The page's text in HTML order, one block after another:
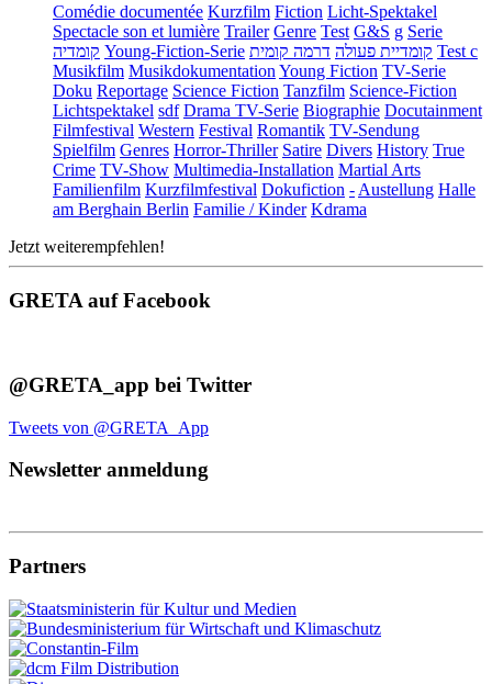
Comédie documentée Kurzfilm Fiction Licht-Spektakel
Spectacle son et lumière Trailer Genre Test G&S g Serie
קומדיה Young-Fiction-Serie קומדיית פעולה דרמה קומית
Test c
Musikfilm Musikdokumentation Young Fiction TV-Serie
Doku Reportage Science Fiction Tanzfilm Science-Fiction
Lichtspektakel sdf Drama TV-Serie Biographie Docutainment
Filmfestival Western Festival Romantik TV-Sendung
Spielfilm Genres Horror-Thriller Satire Divers History True
Crime TV-Show Multimedia-Installation Martial Arts
Familienfilm Kurzfilmfestival Dokufiction - Austellung Halle
am Berghain Berlin Familie / Kinder Kdrama
Jetzt weiterempfehlen!
GRETA auf Facebook
@GRETA_app bei Twitter
Tweets von @GRETA_App
Newsletter anmeldung
Partners